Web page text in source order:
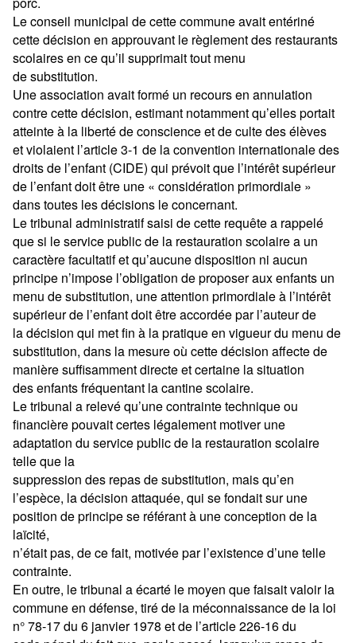
Le conseil municipal de cette commune avait entériné
cette décision en approuvant le règlement des restaurants
scolaires en ce qu’il supprimait tout menu
de substitution.
Une association avait formé un recours en annulation
contre cette décision, estimant notamment qu’elles portait
atteinte à la liberté de conscience et de culte des élèves
et violaient l’article 3-1 de la convention internationale des
droits de l’enfant (CIDE) qui prévoit que l’intérêt supérieur
de l’enfant doit être une « considération primordiale »
dans toutes les décisions le concernant.
Le tribunal administratif saisi de cette requête a rappelé
que si le service public de la restauration scolaire a un
caractère facultatif et qu’aucune disposition ni aucun
principe n’impose l’obligation de proposer aux enfants un
menu de substitution, une attention primordiale à l’intérêt
supérieur de l’enfant doit être accordée par l’auteur de
la décision qui met fin à la pratique en vigueur du menu de
substitution, dans la mesure où cette décision affecte de
manière suffisamment directe et certaine la situation
des enfants fréquentant la cantine scolaire.
Le tribunal a relevé qu’une contrainte technique ou
financière pouvait certes légalement motiver une
adaptation du service public de la restauration scolaire
telle que la
suppression des repas de substitution, mais qu’en
l’espèce, la décision attaquée, qui se fondait sur une
position de principe se référant à une conception de la
laïcité,
n’était pas, de ce fait, motivée par l’existence d’une telle
contrainte.
En outre, le tribunal a écarté le moyen que faisait valoir la
commune en défense, tiré de la méconnaissance de la loi
n° 78-17 du 6 janvier 1978 et de l’article 226-16 du